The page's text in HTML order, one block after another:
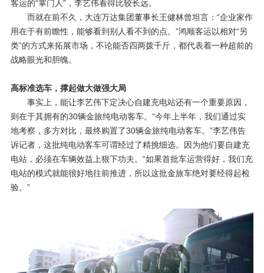
客运的“掌门人”，李艺伟看得比较长远。
而就在前不久，大连万达集团董事长王健林曾坦言：“企业家作
用在于有前瞻性，能够看到别人看不到的点。”鸿顺客运以相对“另
类”的方式来拓展市场，不论能否四两拨千斤，都代表着一种超前的
战略眼光和胆魄。
高标准选车，撑起做大做强大局
事实上，能让李艺伟下定决心自建充电站还有一个重要原因，
则在于其拥有的30辆金旅纯电动客车。“今年上半年，我们通过实
地考察，多方对比，最终购置了30辆金旅纯电动客车。”李艺伟告
诉记者，这批纯电动客车可谓经过了精挑细选。因为他们要自建充
电站，必须在车辆效益上狠下功夫。“如果首批车运营得好，我们充
电站的模式就能很好地往前推进，所以这批金旅车绝对要经得起检
验。”